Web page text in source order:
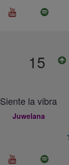
15
Siente la vibra
Juwelana